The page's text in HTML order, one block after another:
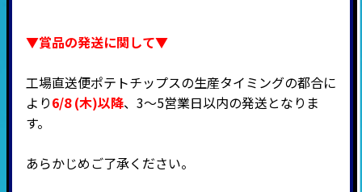
▼賞品の発送に関して▼
工場直送便ポテトチップスの生産タイミングの都合に
より6/8 (木)以降、3～5営業日以内の発送となりま
す。
あらかじめご了承ください。